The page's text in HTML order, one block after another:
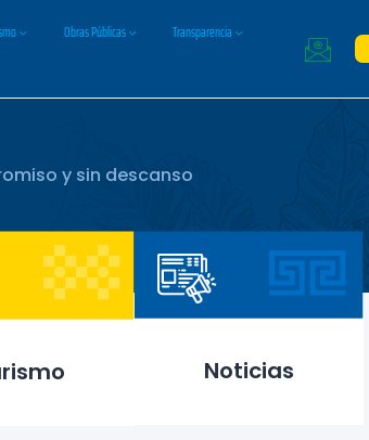
Obras Públicas Transparencia
y sin descanso
Noticias